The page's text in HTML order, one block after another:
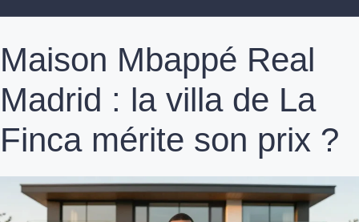
Maison Mbappé Real
Madrid : la villa de La
Finca mérite son prix ?